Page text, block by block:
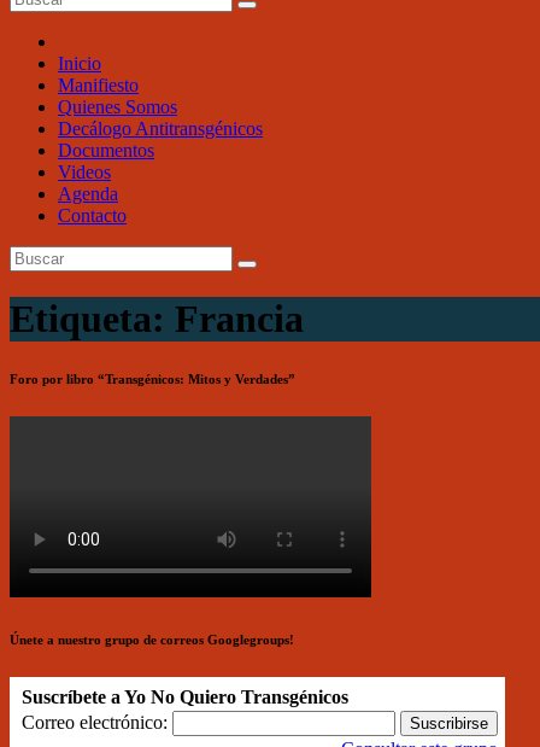
Inicio
Manifiesto
Quienes Somos
Decálogo Antitransgénicos
Documentos
Videos
Agenda
Contacto
Etiqueta: Francia
Foro por libro “Transgénicos: Mitos y Verdades”
Únete a nuestro grupo de correos Googlegroups!
Suscríbete a Yo No Quiero Transgénicos
Correo electrónico: